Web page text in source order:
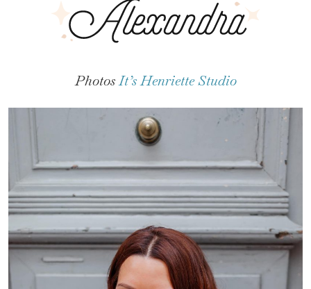
PhotosIt’s Henriette Studio